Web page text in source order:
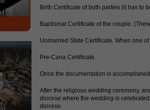
Birth Certificate of both parties (it has to
Baptismal Certificate of the couple.
Unmarried State Certificate. When one
Pre-Cana Certificate.
Once the documentation is
After the religious wedding ceremony,
diocese where the wedding is
diocese.